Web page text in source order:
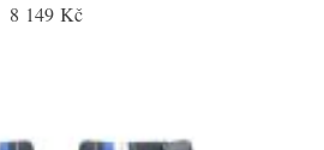
8 149 Kč